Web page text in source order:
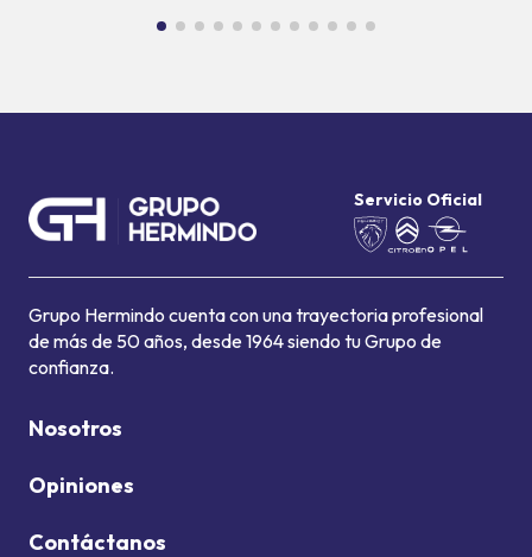
Servicio Oficial
Grupo Hermindo cuenta con una trayectoria profesional
de más de 50 años, desde 1964 siendo tu Grupo de
confianza.
Nosotros
Opiniones
Contáctanos